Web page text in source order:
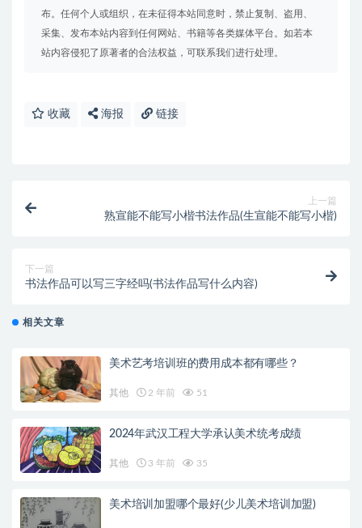
布。任何个人或组织，在未征得本站同意时，禁止复制、盗用、
采集、发布本站内容到任何网站、书籍等各类媒体平台。如若本
站内容侵犯了原著者的合法权益，可联系我们进行处理。
收藏 海报 链接
上一篇
熟宣能不能写小楷书法作品(生宣能不能写小楷)
下一篇
书法作品可以写三字经吗(书法作品写什么内容)
相关文章
美术艺考培训班的费用成本都有哪些？
其他 2 年前 51
2024年武汉工程大学承认美术统考成绩
其他 3 年前 35
美术培训加盟哪个最好(少儿美术培训加盟)